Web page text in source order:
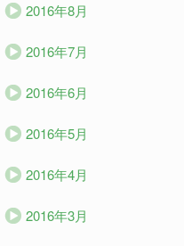
2016年8月
2016年7月
2016年6月
2016年5月
2016年4月
2016年3月